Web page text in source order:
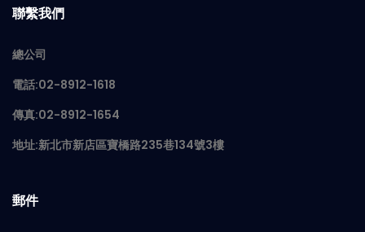
聯繫我們
總公司
電話:02-8912-1618
傳真:02-8912-1654
地址:新北市新店區寶橋路235巷134號3樓
郵件